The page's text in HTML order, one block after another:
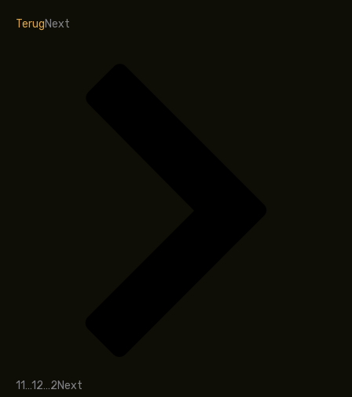
TerugNext
11…12…2Next